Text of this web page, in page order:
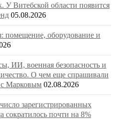
Витебской области появится
05.08.2026
помещение, оборудование и
ИИ, военная безопасность и
О чем еще спрашивали
с Марковым 02.08.2026
зарегистрированных
сократилось почти на 8%